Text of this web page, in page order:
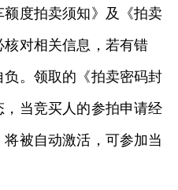
度拍卖须知》及《拍卖
对相关信息，若有错
。领取的《拍卖密码封
当竞买人的参拍申请经
被自动激活，可参加当